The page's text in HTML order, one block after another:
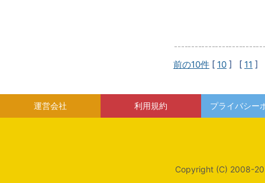
前の10件 [ 10 ] [ 11 ]
運営会社 利用規約 プライバシー
Copyright (C) 2008-